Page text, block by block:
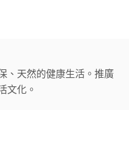
、天然的健康生活。推廣
文化。